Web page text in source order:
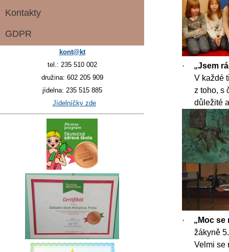
Kontakty
GDPR
kont@kt
tel.: 235 510 002
družina: 602 205 909
jídelna: 235 515 885
Jídelníčky zde
·
„Jsem
V každé
z toho, s
důležité
·
„Moc
žákyně
Velmi se